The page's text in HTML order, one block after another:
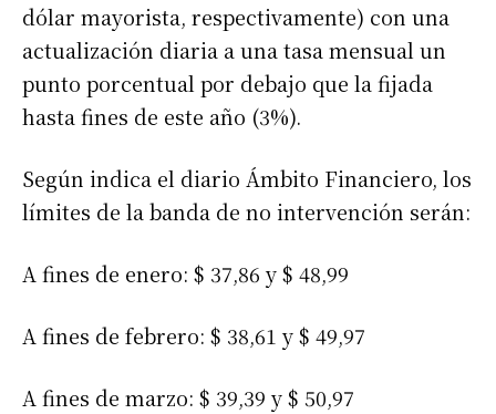
dólar mayorista, respectivamente) con una
actualización diaria a una tasa mensual un
punto porcentual por debajo que la fijada
hasta fines de este año (3%).
Según indica el diario Ámbito Financiero, los
límites de la banda de no intervención serán:
A fines de enero: $ 37,86 y $ 48,99
A fines de febrero: $ 38,61 y $ 49,97
A fines de marzo: $ 39,39 y $ 50,97